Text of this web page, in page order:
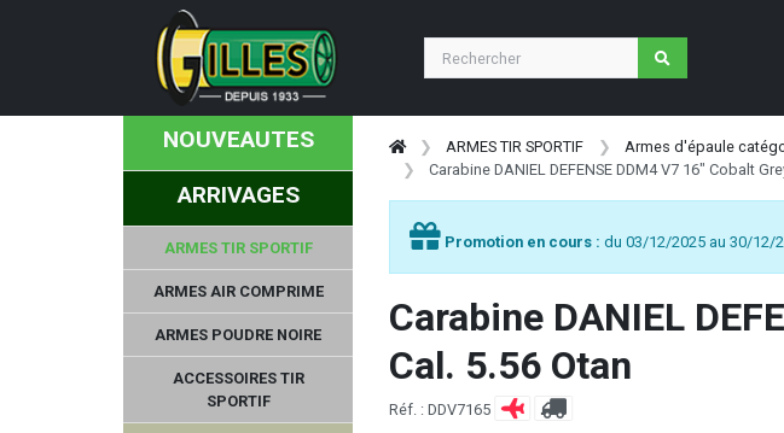
NOUVEAUTES
ARRIVAGES
ARMES TIR SPORTIF
ARMES AIR COMPRIME
ARMES POUDRE NOIRE
ACCESSOIRES TIR
SPORTIF
ARMES TIR SPORTIF Armes d'épaule
Carabine DANIEL DEFENSE DDM4 V7 16" Cobalt
Promotion en cours : du 03/12/2025 au 30/12/
Carabine DANIEL
Cal. 5.56 Otan
Réf. : DDV7165